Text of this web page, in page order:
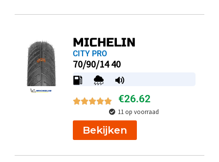
MICHELIN
CITY PRO
70/90/14 40
€26.62
11 op voorraad
Bekijken